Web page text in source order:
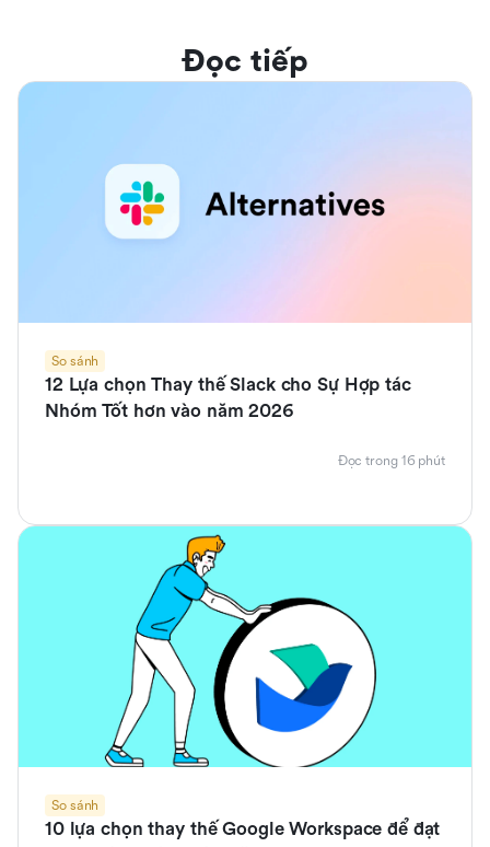
Đọc tiếp
So sánh
12 Lựa chọn Thay thế Slack cho Sự Hợp tác
Nhóm Tốt hơn vào năm 2026
Đọc trong 16 phút
So sánh
10 lựa chọn thay thế Google Workspace để đạt